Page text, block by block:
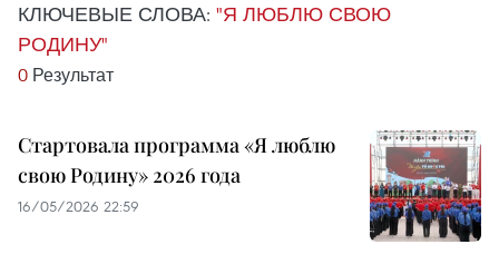
КЛЮЧЕВЫЕ СЛОВА: "Я ЛЮБЛЮ СВОЮ
РОДИНУ"
0 Результат
Стартовала программа «Я люблю
свою Родину» 2026 года
16/05/2026 22:59